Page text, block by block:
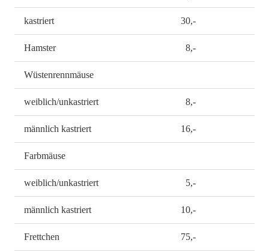
kastriert 30,-
Hamster 8,-
Wüstenrennmäuse
weiblich/unkastriert 8,-
männlich kastriert 16,-
Farbmäuse
weiblich/unkastriert 5,-
männlich kastriert 10,-
Frettchen 75,-